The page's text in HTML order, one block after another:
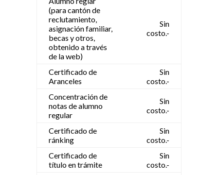
(para cantón de
reclutamiento,
asignación familiar,
becas y otros,
obtenido a través
de la web)
Sin
costo.-
Certificado de
Aranceles
Sin
costo.-
Concentración de
notas de alumno
regular
Sin
costo.-
Certificado de
ránking
Sin
costo.-
Certificado de
título en trámite
Sin
costo.-